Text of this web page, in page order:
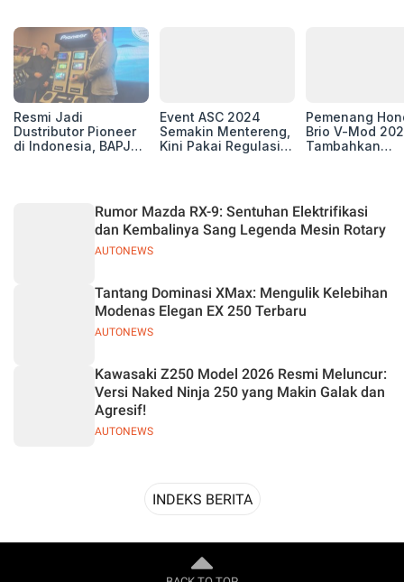
Resmi Jadi
Dustributor Pioneer
di Indonesia, BAPJ
Event ASC 2024
Semakin Mentereng,
Kini Pakai Regulasi
Pemenang
Brio V-Mod
Tambahkan
AUTONEWS
Rumor Mazda RX-9: Sentuhan Elektrifikasi
dan Kembalinya Sang Legenda Mesin Rotary
AUTONEWS
Tantang Dominasi XMax: Mengulik Kelebihan
Modenas Elegan EX 250 Terbaru
AUTONEWS
Kawasaki Z250 Model 2026 Resmi Meluncur:
Versi Naked Ninja 250 yang Makin Galak dan
Agresif!
INDEKS BERITA